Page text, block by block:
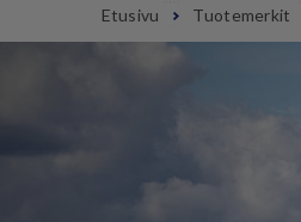
Etusivu Tuotemerkit